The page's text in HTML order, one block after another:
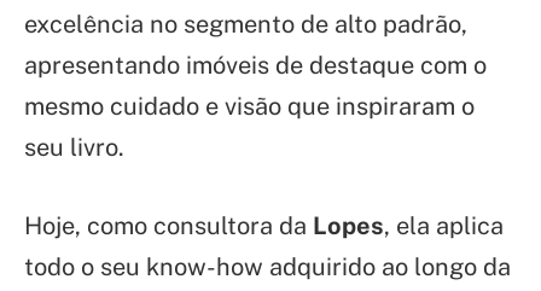
excelência no segmento de alto padrão,
apresentando imóveis de destaque com o
mesmo cuidado e visão que inspiraram o
seu livro.
Hoje, como consultora da Lopes, ela aplica
todo o seu know-how adquirido ao longo da